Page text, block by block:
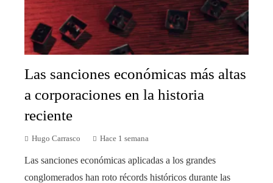
Las sanciones económicas más altas
a corporaciones en la historia
reciente
Hugo Carrasco Hace 1 semana
Las sanciones económicas aplicadas a los grandes
conglomerados han roto récords históricos durante las